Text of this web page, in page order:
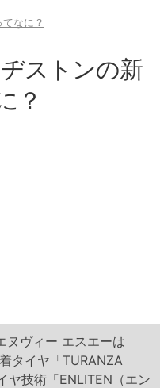
なに？
ストンの新
？
ヌヴィー エスエーは
タイヤ「TURANZA
ヤ技術「ENLITEN（エン